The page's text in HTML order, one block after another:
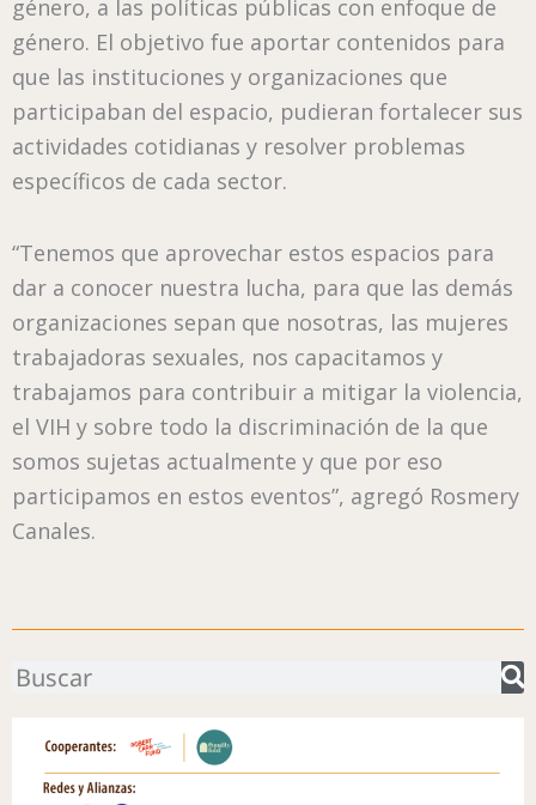
género, a las políticas públicas con enfoque de
género. El objetivo fue aportar contenidos para
que las instituciones y organizaciones que
participaban del espacio, pudieran fortalecer sus
actividades cotidianas y resolver problemas
específicos de cada sector.
“Tenemos que aprovechar estos espacios para
dar a conocer nuestra lucha, para que las demás
organizaciones sepan que nosotras, las mujeres
trabajadoras sexuales, nos capacitamos y
trabajamos para contribuir a mitigar la violencia,
el VIH y sobre todo la discriminación de la que
somos sujetas actualmente y que por eso
participamos en estos eventos”, agregó Rosmery
Canales.
Buscar